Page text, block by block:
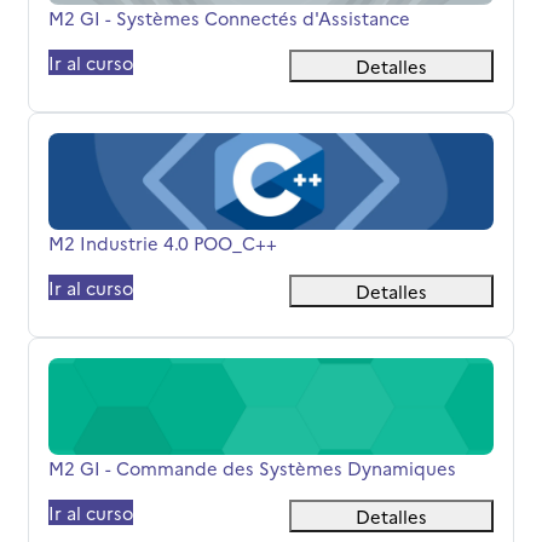
Nombre del curso
M2 GI - Systèmes Connectés d'Assistance
Ir al curso
Detalles
M2 Industrie 4.0 POO_C++
Nombre del curso
M2 Industrie 4.0 POO_C++
Ir al curso
Detalles
M2 GI - Commande des Systèmes Dynamiques
Nombre del curso
M2 GI - Commande des Systèmes Dynamiques
Ir al curso
Detalles